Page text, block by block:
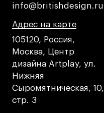
© 2026 БВШД
Карта сайта
info@britishdesign.ru
info@britishdesign.ru
Адрес на карте
Адрес на карте
Адрес на карте
105120, Россия,
Москва, Центр
дизайна Artplay, ул.
Нижняя
Сыромятническая, 10,
стр. 3